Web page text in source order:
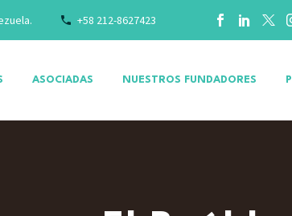
+58 212-8627423
ASOCIADAS NUESTROS FUNDADORES